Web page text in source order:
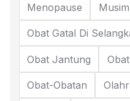
Menopause
Obat Gatal Di
Obat Jantung
Obat-Obatan